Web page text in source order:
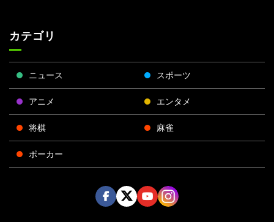
カテゴリ
ニュース スポーツ
アニメ エンタメ
将棋 麻雀
ポーカー